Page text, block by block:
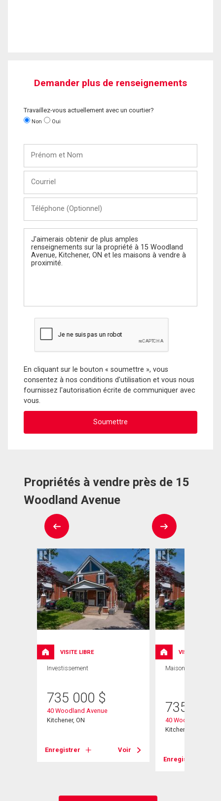
Demander plus de renseignements
Travaillez-vous actuellement avec un courtier?
Non Oui
Nom
(Optionnel)
Message
En cliquant sur le bouton « soumettre », vous
consentez à nos conditions d'utilisation et vous nous
fournissez l'autorisation écrite de communiquer avec
vous.
Propriétés à vendre près de 15
Woodland Avenue
VISITE LIBRE
Investissement
735 000 $
40 Woodland Avenue
Kitchener, ON
Enregistrer Voir
VISITE LIBRE
Maison
735 000
40 Woodland
Kitchener, ON
Enregistrer